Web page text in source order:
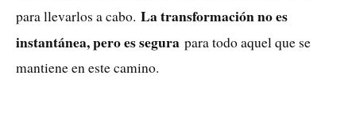
para llevarlos a cabo. La transformación no es
instantánea, pero es segura para todo aquel que se
mantiene en este camino.